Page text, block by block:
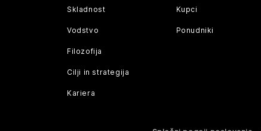
Skladnost
Vodstvo
Filozofija
Cilji in strategija
Kariera
Kupci
Ponudniki